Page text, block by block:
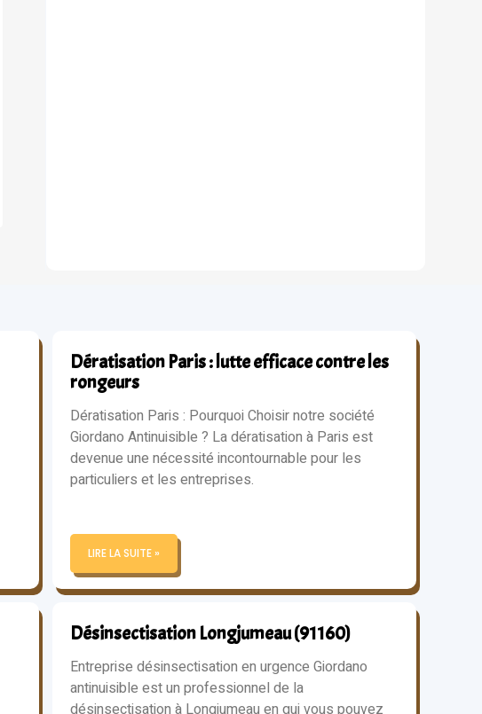
Dératisation Paris : lutte efficace contre les
rongeurs
Dératisation Paris : Pourquoi Choisir notre société
Giordano Antinuisible ? La dératisation à Paris est
devenue une nécessité incontournable pour les
particuliers et les entreprises.
LIRE LA SUITE »
Désinsectisation Longjumeau (91160)
Entreprise désinsectisation en urgence Giordano
antinuisible est un professionnel de la